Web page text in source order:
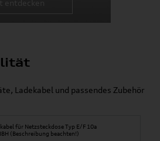
Ladekabel und passendes Zubehör